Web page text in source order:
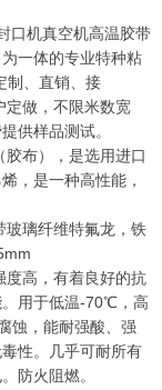
口机真空机高温胶带
一体的专业特种粘
制、直销、接
定做，不限米数宽
供样品测试。
（胶布），是选用进口
，是一种高性能，
玻璃纤维特氟龙，铁
度高，有着良好的抗
。用于低温-70℃，高
蚀，能耐强酸、强
性。几乎可耐所有
防火阻燃。